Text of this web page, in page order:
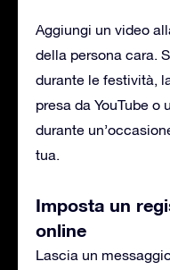
Aggiungi un video
della persona cara.
durante le festività,
presa da YouTube o
durante
tua.
Imposta un
online
Lascia un